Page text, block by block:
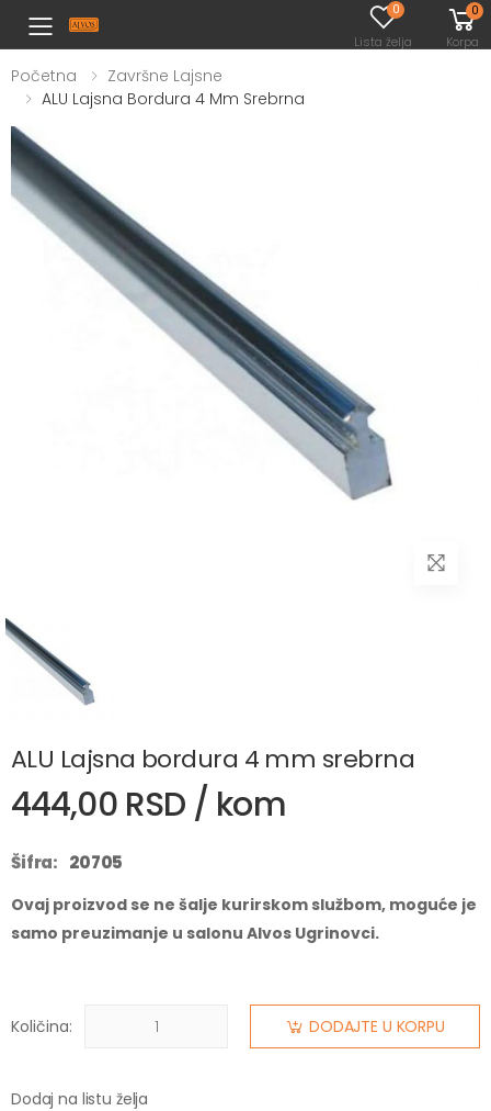
Toggle mobile menu
0
Lista želja
0
Korpa
Početna
Završne Lajsne
ALU Lajsna Bordura 4 Mm Srebrna
ALU Lajsna bordura 4 mm srebrna
444,00 RSD / kom
Šifra: 20705
Ovaj proizvod se ne šalje kurirskom službom, moguće je
samo preuzimanje u salonu Alvos Ugrinovci.
Količina: DODAJTE U KORPU
Dodaj na listu želja